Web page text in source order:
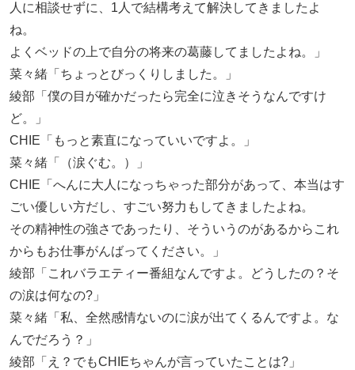
人に相談せずに、1人で結構考えて解決してきましたよ
ね。
よくベッドの上で自分の将来の葛藤してましたよね。」
菜々緒「ちょっとびっくりしました。」
綾部「僕の目が確かだったら完全に泣きそうなんですけ
ど。」
CHIE「もっと素直になっていいですよ。」
菜々緒「（涙ぐむ。）」
CHIE「へんに大人になっちゃった部分があって、本当はす
ごい優しい方だし、すごい努力もしてきましたよね。
その精神性の強さであったり、そういうのがあるからこれ
からもお仕事がんばってください。」
綾部「これバラエティー番組なんですよ。どうしたの？そ
の涙は何なの?」
菜々緒「私、全然感情ないのに涙が出てくるんですよ。な
んでだろう？」
綾部「え？でもCHIEちゃんが言っていたことは?」